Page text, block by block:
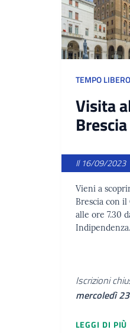
TEMPO LIBERO
Visita
Brescia
Il 16/09/2023
Vieni a
Brescia con il
alle ore 7.30
Iscrizioni
mercoledì
LEGGI DI